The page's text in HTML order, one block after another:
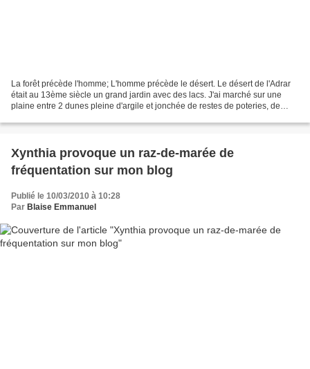
La forêt précède l'homme; L'homme précède le désert. Le désert de l'Adrar
était au 13ème siècle un grand jardin avec des lacs. J'ai marché sur une
plaine entre 2 dunes pleine d'argile et jonchée de restes de poteries, de
Xynthia provoque un raz-de-marée de
fréquentation sur mon blog
Publié le 10/03/2010 à 10:28
Par Blaise Emmanuel